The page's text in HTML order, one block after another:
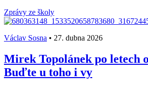
Zprávy ze školy
Václav Sosna • 27. dubna 2026
Mirek Topolánek po letech
Buďte u toho i vy